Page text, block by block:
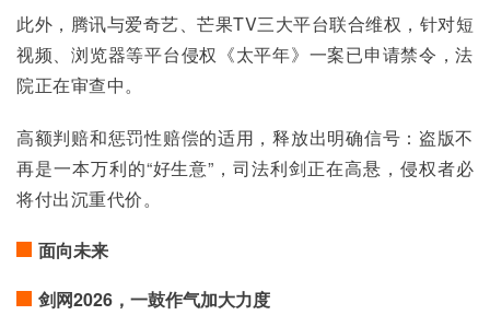
此外，腾讯与爱奇艺、芒果TV三大平台联合维权，针对短
视频、浏览器等平台侵权《太平年》一案已申请禁令，法
院正在审查中。
高额判赔和惩罚性赔偿的适用，释放出明确信号：盗版不
再是一本万利的“好生意”，司法利剑正在高悬，侵权者必
将付出沉重代价。
面向未来
剑网2026，一鼓作气加大力度